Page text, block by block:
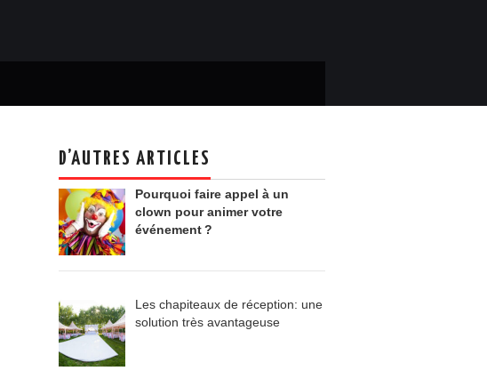
D’AUTRES ARTICLES
Pourquoi faire appel à un
clown pour animer votre
événement ?
Les chapiteaux de réception: une
solution très avantageuse